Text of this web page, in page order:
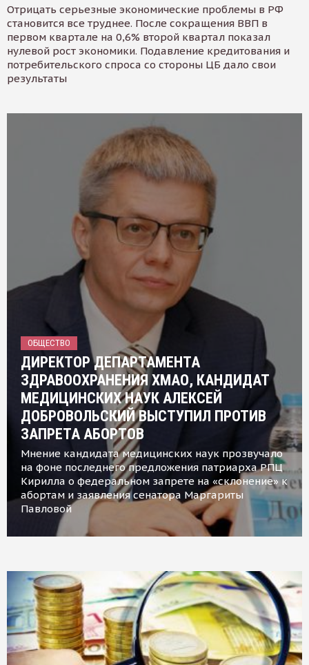
Отрицать серьезные экономические проблемы в РФ
становится все труднее. После сокращения ВВП в
первом квартале на 0,6% второй квартал показал
нулевой рост экономики. Подавление кредитования и
потребительского спроса со стороны ЦБ дало свои
результаты
ОБЩЕСТВО
ДИРЕКТОР ДЕПАРТАМЕНТА
ЗДРАВООХРАНЕНИЯ ХМАО, КАНДИДАТ
МЕДИЦИНСКИХ НАУК АЛЕКСЕЙ
ДОБРОВОЛЬСКИЙ ВЫСТУПИЛ ПРОТИВ
ЗАПРЕТА АБОРТОВ
Мнение кандидата медицинских наук прозвучало
на фоне последнего предложения патриарха РПЦ
Кирилла о федеральном запрете на «склонение» к
абортам и заявления сенатора Маргариты
Павловой